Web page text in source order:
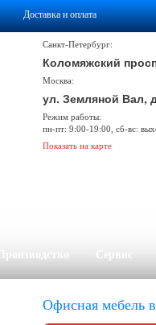
Доставка и оплата
Санкт-Петербург:
Коломяжский
Москва:
ул. Земляной Вал,
Режим работы:
пн-пт: 9:00-19:00, сб-вс:
Показать на карте
Сервис
Офисная мебель